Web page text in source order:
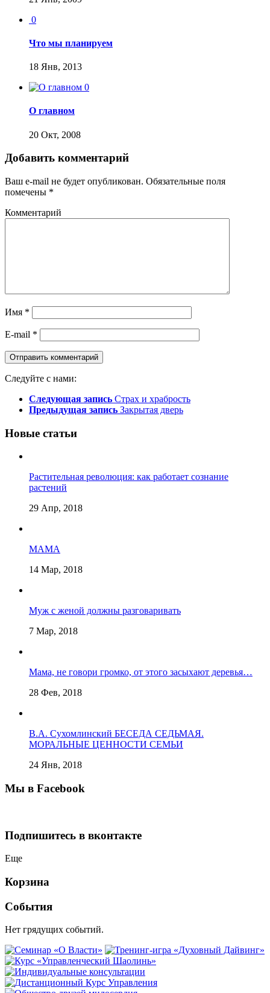
0
Что мы планируем
18 Янв, 2013
0
О главном
20 Окт, 2008
Добавить комментарий
Ваш e-mail не будет опубликован. Обязательные поля
помечены *
Комментарий
Имя *
E-mail *
Следуйте с нами:
Следующая запись Страх и храбрость
Предыдущая запись Закрытая дверь
Новые статьи
Растительная революция: как работает сознание
растений
29 Апр, 2018
МАМА
14 Мар, 2018
Муж с женой должны разговаривать
7 Мар, 2018
Мама, не говори громко, от этого засыхают деревья…
28 Фев, 2018
В.А. Сухомлинский БЕСЕДА СЕДЬМАЯ.
МОРАЛЬНЫЕ ЦЕННОСТИ СЕМЬИ
24 Янв, 2018
Мы в Facebook
Подпишитесь в вконтакте
Еще
Корзина
События
Нет грядущих событий.